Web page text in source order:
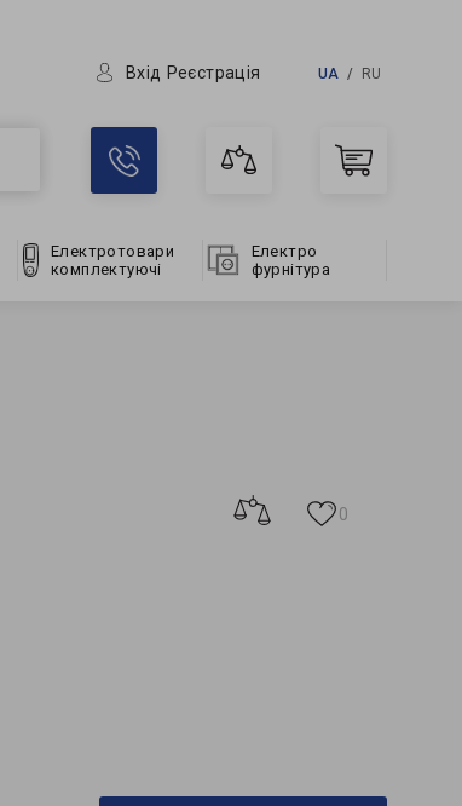
Вхід Реєстрація UA RU
Електротовари
комплектуючі
Електро
фурнітура
0